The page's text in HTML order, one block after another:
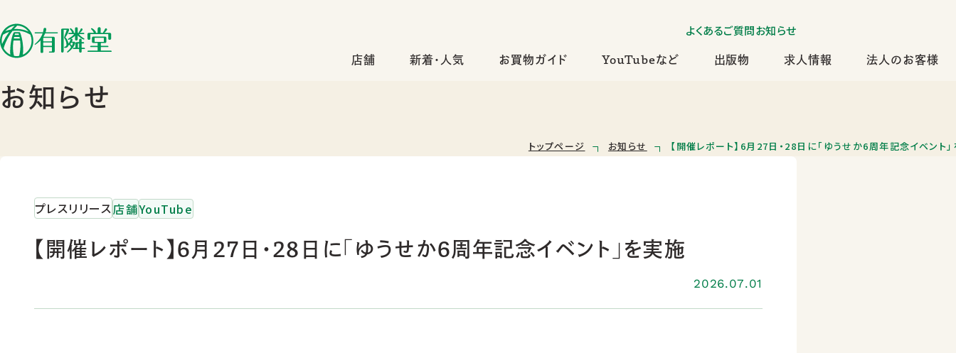
よくあるご質問お知らせ
店舗 新着・人気 お買物ガイド YouTubeなど 出版物 求人情報 法人のお客様
お知らせ
トップページ お知らせ 【開催レポート】6月27日・28日に「ゆうせか6周年記念イベント
プレスリリース店舗YouTube
【開催レポート】6月27日・28日に「ゆうせか6周年記念イベント」を実施
2026.07.01